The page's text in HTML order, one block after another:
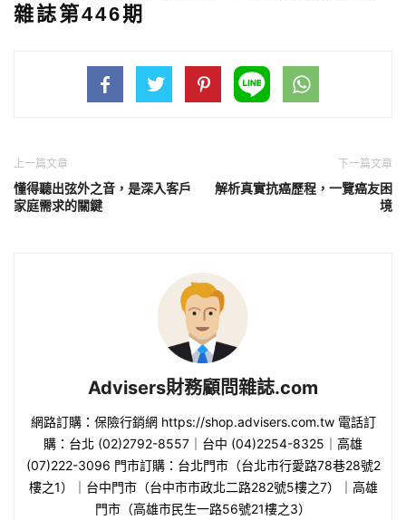
雜誌第446期
上一篇文章
懂得聽出弦外之音，是深入客戶
家庭需求的關鍵
下一篇文章
解析真實抗癌歷程，一覽癌友困
境
Advisers財務顧問雜誌.com
網路訂購：保險行銷網 https://shop.advisers.com.tw 電話訂
購：台北 (02)2792-8557｜台中 (04)2254-8325｜高雄
(07)222-3096 門市訂購：台北門市（台北市行愛路78巷28號2
樓之1）｜台中門市（台中市市政北二路282號5樓之7）｜高雄
門市（高雄市民生一路56號21樓之3）